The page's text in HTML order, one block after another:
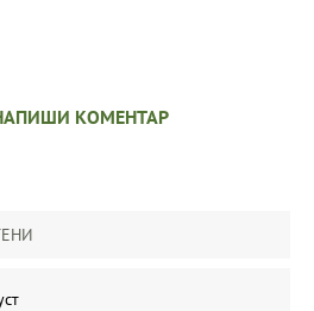
КОМЕНТАР